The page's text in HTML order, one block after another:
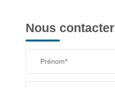
Nous contacter
Prénom*